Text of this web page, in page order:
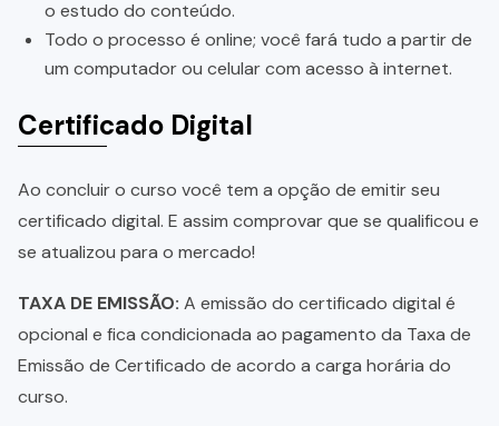
o estudo do conteúdo.
Todo o processo é online; você fará tudo a partir de
um computador ou celular com acesso à internet.
Certificado Digital
Ao concluir o curso você tem a opção de emitir seu
certificado digital. E assim comprovar que se qualificou e
se atualizou para o mercado!
TAXA DE EMISSÃO: A emissão do certificado digital é
opcional e fica condicionada ao pagamento da Taxa de
Emissão de Certificado de acordo a carga horária do
curso.